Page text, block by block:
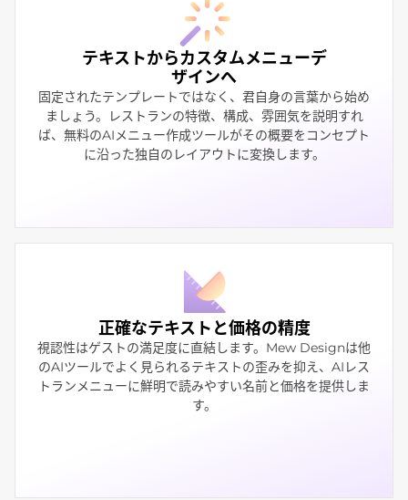
テキストからカスタムメニューデ
ザインへ
固定されたテンプレートではなく、君自身の言葉から始め
ましょう。レストランの特徴、構成、雰囲気を説明すれ
ば、無料のAIメニュー作成ツールがその概要をコンセプト
に沿った独自のレイアウトに変換します。
正確なテキストと価格の精度
視認性はゲストの満足度に直結します。Mew Designは他
のAIツールでよく見られるテキストの歪みを抑え、AIレス
トランメニューに鮮明で読みやすい名前と価格を提供しま
す。